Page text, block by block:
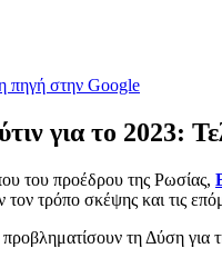
πηγή στην Google
για το 2023:
του προέδρου της Ρωσίας,
τρόπο σκέψης και τις
τη Δύση για